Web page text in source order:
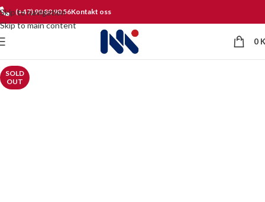
Skip to navigation
Skip to main content
(+47) 90 80 90 56Kontakt oss
0
SOLD
OUT